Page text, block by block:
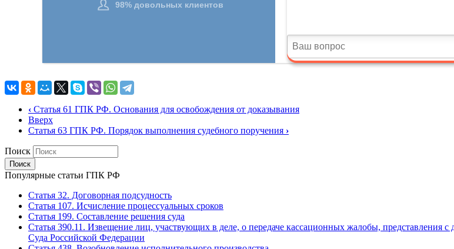
‹ Статья 61 ГПК РФ. Основания для освобождения от доказывания
Вверх
Статья 63 ГПК РФ. Порядок выполнения судебного поручения ›
Поиск
Популярные статьи ГПК РФ
Статья 32. Договорная подсудность
Статья 107. Исчисление процессуальных сроков
Статья 199. Составление решения суда
Статья 390.11. Извещение лиц, участвующих в деле, о передаче кассационных жалобы, представления
Суда Российской Федерации